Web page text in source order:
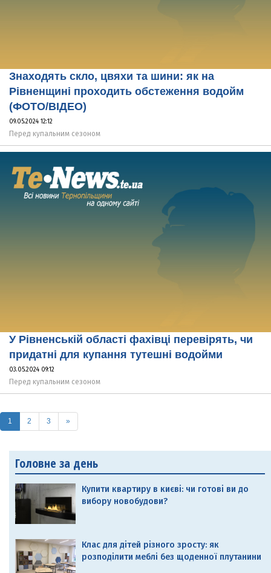
Знаходять скло, цвяхи та шини: як на
Рівненщині проходить обстеження водойм
(ФОТО/ВІДЕО)
09.05.2024 12:12
Перед купальним сезоном
У Рівненській області фахівці перевірять, чи
придатні для купання тутешні водойми
03.05.2024 09:12
Перед купальним сезоном
1 (current)
2 3 »
Головне за день
Купити квартиру в києві: чи готові ви до
вибору новобудови?
Клас для дітей різного зросту: як
розподілити меблі без щоденної плутанини